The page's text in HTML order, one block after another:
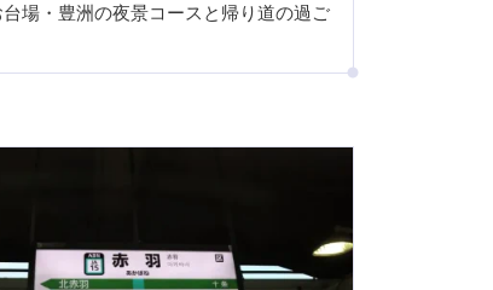
場・豊洲の夜景コースと帰り道の過ご